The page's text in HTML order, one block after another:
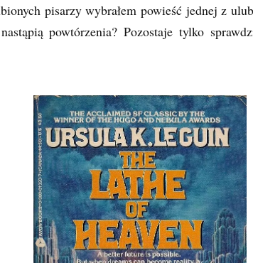
pisarzy wybrałem powieść jednej z
powtórzenia? Pozostaje tylko